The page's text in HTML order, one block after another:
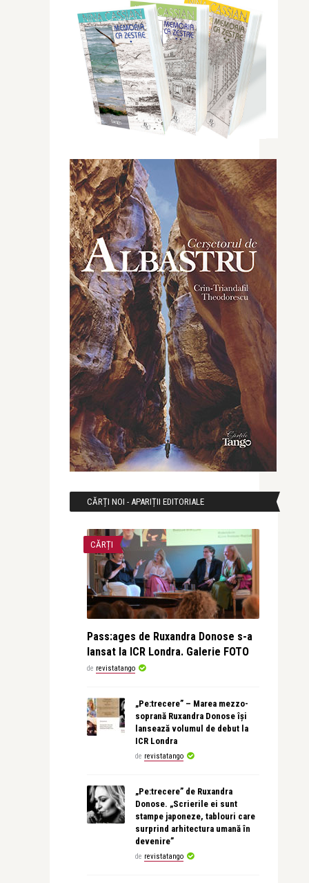
CĂRȚI NOI - APARIȚII EDITORIALE
CĂRȚI
Pass:ages de Ruxandra Donose s-a
lansat la ICR Londra. Galerie FOTO
de revistatango
„Pe:trecere” – Marea mezzo-
soprană Ruxandra Donose își
lansează volumul de debut la
ICR Londra
de revistatango
„Pe:trecere” de Ruxandra
Donose. „Scrierile ei sunt
stampe japoneze, tablouri care
surprind arhitectura umană în
devenire”
de revistatango